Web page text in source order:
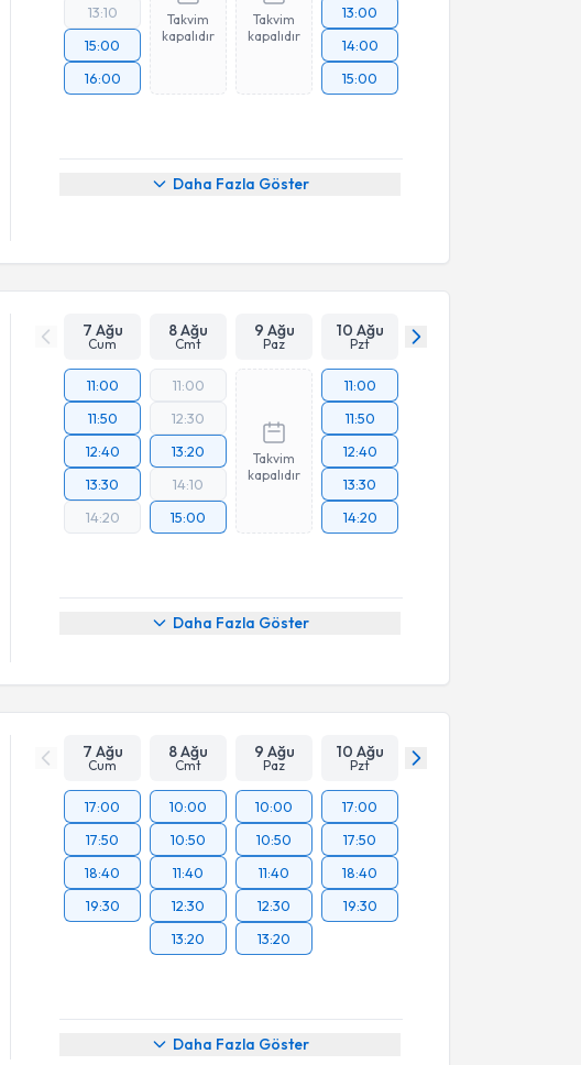
13:10
15:00
16:00
Takvim
kapalıdır
Takvim
kapalıdır
13:00
14:00
15:00
Daha Fazla Göster
7 Ağu
Cum
8 Ağu
Cmt
9 Ağu
Paz
10 Ağu
Pzt
11:00
11:50
12:40
13:30
14:20
11:00
12:30
13:20
14:10
15:00
Takvim
kapalıdır
11:00
11:50
12:40
13:30
14:20
Daha Fazla Göster
7 Ağu
Cum
8 Ağu
Cmt
9 Ağu
Paz
10 Ağu
Pzt
17:00
17:50
18:40
19:30
10:00
10:50
11:40
12:30
13:20
10:00
10:50
11:40
12:30
13:20
17:00
17:50
18:40
19:30
Daha Fazla Göster